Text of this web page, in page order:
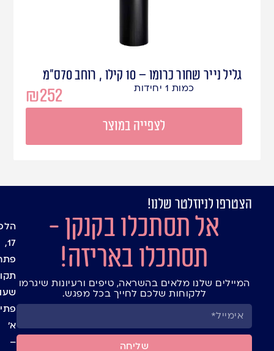
גליל נייר שחור כרומו – 10 קילו , רוחב 70ס"מ
₪252 כמות 1 יחידות
לצפייה במוצר
הצטרפו לניוזלטר שלנו!
אל תסתכלו בקנקן -
תסתכלו באריזה!
המיילים שלנו מלאים בהשראה, טיפים ורעיונות שיגרמו
ללקוחות שלכם לחייך בכל מפגש.
שליחה
חגים
בלוג
חנות
קשר
17,
א’
–